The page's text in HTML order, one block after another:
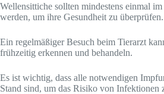
Wellensittiche sollten mindestens einmal
werden, um ihre Gesundheit zu überprüfen.
Ein regelmäßiger Besuch beim Tierarzt
frühzeitig erkennen und behandeln.
Es ist wichtig, dass alle notwendigen
Stand sind, um das Risiko von Infektionen